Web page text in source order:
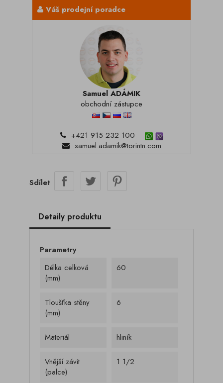
Váš prodejní poradce
Samuel ADÁMIK
obchodní zástupce
+421 915 232 100
samuel.adamik@torintn.com
Sdílet
Detaily produktu
Parametry
Délka celková
(mm)
60
Tloušťka stěny
(mm)
6
Materiál hliník
Vnější závit
(palce)
1 1/2